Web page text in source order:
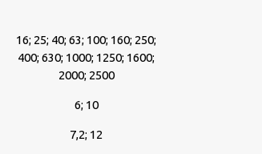
16; 25; 40; 63; 100; 160; 250;
400; 630; 1000; 1250; 1600;
2000; 2500
6; 10
7,2; 12